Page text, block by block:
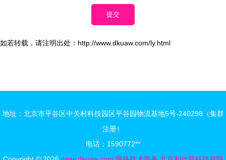
如若转载，请注明出处：http://www.dkuaw.com/ly.html
地址：北京市平谷区中关村科技园区平谷园物流基地5号-240298（集群
注册）
电话：1590772**